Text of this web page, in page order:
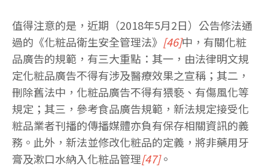
值得注意的是，近期（2018年5月2日）公告修法通
過的《化粧品衛生安全管理法》 [46]中，有關化粧
品廣告的規範，有三大重點：其一，由法律明文規
定化粧品廣告不得有涉及醫療效果之宣稱；其二，
刪除舊法中，化粧品廣告不得有猥褻、有傷風化等
規定；其三，參考食品廣告規範，新法規定接受化
粧品業者刊播的傳播媒體亦負有保存相關資訊的義
務。此外，新法並修改化粧品的定義，將非藥用牙
膏及漱口水納入化粧品管理[47]。